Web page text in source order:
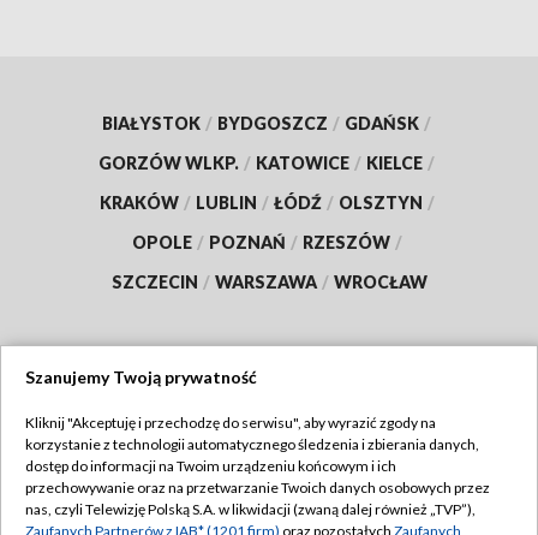
BIAŁYSTOK / BYDGOSZCZ / GDAŃSK /
GORZÓW WLKP. / KATOWICE / KIELCE /
KRAKÓW / LUBLIN / ŁÓDŹ / OLSZTYN /
OPOLE / POZNAŃ / RZESZÓW /
SZCZECIN / WARSZAWA / WROCŁAW
TVP
Abonament TVP
Emisja w TVP
Regulamin TVP
Szanujemy Twoją prywatność
Kliknij "Akceptuję i przechodzę do serwisu", aby wyrazić zgody na
korzystanie z technologii automatycznego śledzenia i zbierania danych,
dostęp do informacji na Twoim urządzeniu końcowym i ich
przechowywanie oraz na przetwarzanie Twoich danych osobowych przez
nas, czyli Telewizję Polską S.A. w likwidacji (zwaną dalej również „TVP”),
Zaufanych Partnerów z IAB* (1201 firm) oraz pozostałych Zaufanych